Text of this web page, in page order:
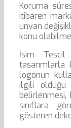
Koruma
itibaren
unvan
konu
İsim Tescil
logonun
ilgili olduğu
sınıflara
gösteren